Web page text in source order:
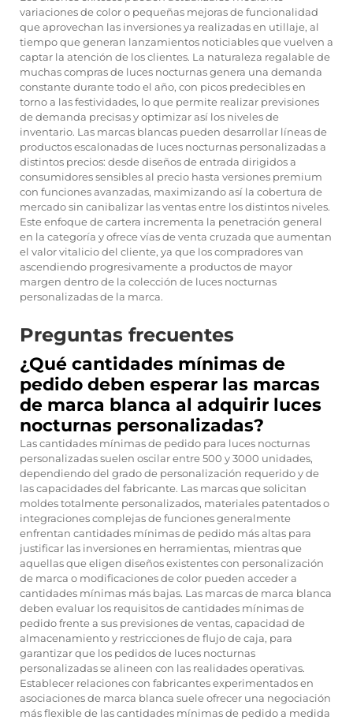
variaciones de color o pequeñas mejoras de funcionalidad
que aprovechan las inversiones ya realizadas en utillaje, al
tiempo que generan lanzamientos noticiables que vuelven a
captar la atención de los clientes. La naturaleza regalable de
muchas compras de luces nocturnas genera una demanda
constante durante todo el año, con picos predecibles en
torno a las festividades, lo que permite realizar previsiones
de demanda precisas y optimizar así los niveles de
inventario. Las marcas blancas pueden desarrollar líneas de
productos escalonadas de luces nocturnas personalizadas a
distintos precios: desde diseños de entrada dirigidos a
consumidores sensibles al precio hasta versiones premium
con funciones avanzadas, maximizando así la cobertura de
mercado sin canibalizar las ventas entre los distintos niveles.
Este enfoque de cartera incrementa la penetración general
en la categoría y ofrece vías de venta cruzada que aumentan
el valor vitalicio del cliente, ya que los compradores van
ascendiendo progresivamente a productos de mayor
margen dentro de la colección de luces nocturnas
personalizadas de la marca.
Preguntas frecuentes
¿Qué cantidades mínimas de
pedido deben esperar las marcas
de marca blanca al adquirir luces
nocturnas personalizadas?
Las cantidades mínimas de pedido para luces nocturnas
personalizadas suelen oscilar entre 500 y 3000 unidades,
dependiendo del grado de personalización requerido y de
las capacidades del fabricante. Las marcas que solicitan
moldes totalmente personalizados, materiales patentados o
integraciones complejas de funciones generalmente
enfrentan cantidades mínimas de pedido más altas para
justificar las inversiones en herramientas, mientras que
aquellas que eligen diseños existentes con personalización
de marca o modificaciones de color pueden acceder a
cantidades mínimas más bajas. Las marcas de marca blanca
deben evaluar los requisitos de cantidades mínimas de
pedido frente a sus previsiones de ventas, capacidad de
almacenamiento y restricciones de flujo de caja, para
garantizar que los pedidos de luces nocturnas
personalizadas se alineen con las realidades operativas.
Establecer relaciones con fabricantes experimentados en
asociaciones de marca blanca suele ofrecer una negociación
más flexible de las cantidades mínimas de pedido a medida